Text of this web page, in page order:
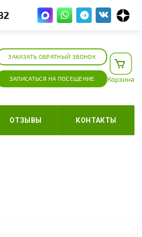
ЗАКАЗАТЬ ОБРАТНЫЙ ЗВОНОК
ЗАПИСАТЬСЯ НА ПОСЕЩЕНИЕ Корзина
ОТЗЫВЫ КОНТАКТЫ